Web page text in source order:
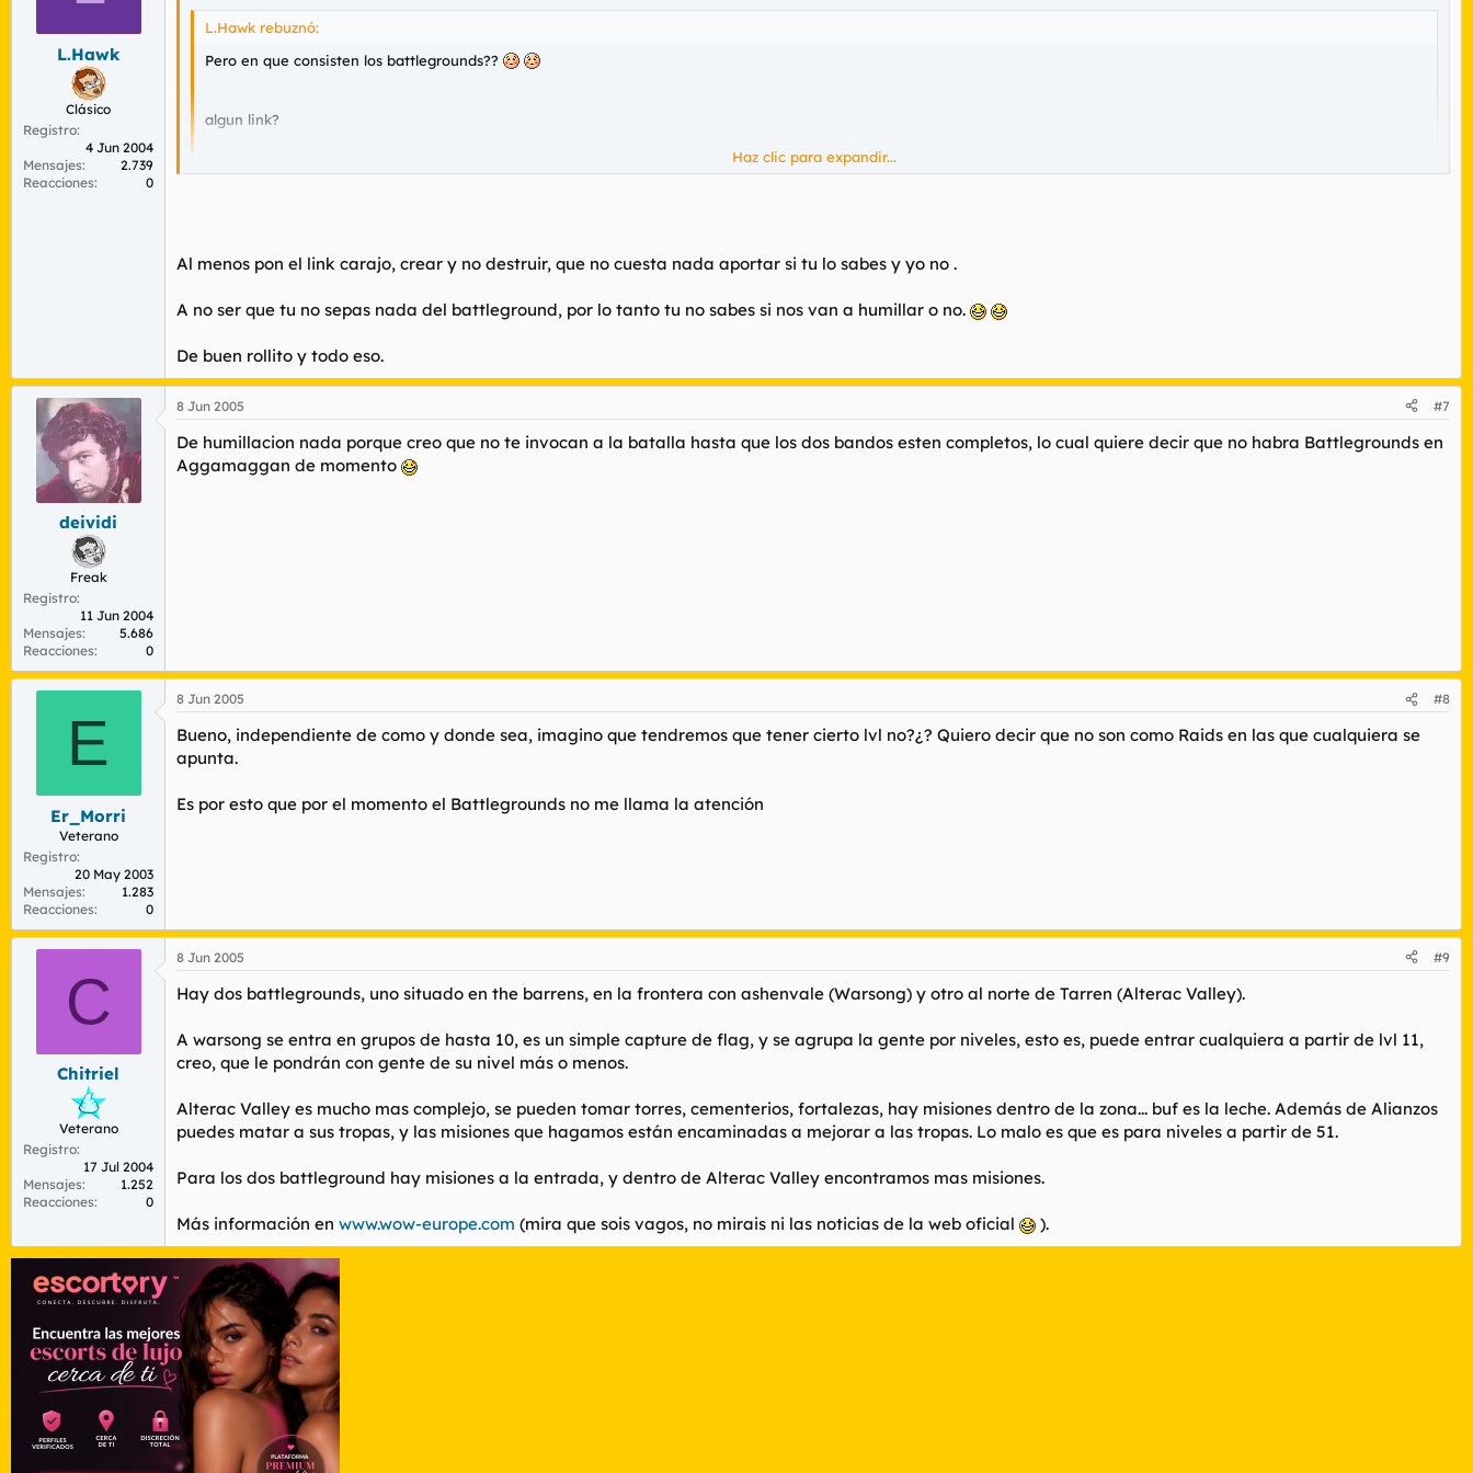
L.Hawk
Clásico
Registro
4 Jun 2004
Mensajes
2.739
Reacciones
0
L.Hawk rebuznó:
Pero en que consisten los battlegrounds??
algun link?
se agradece. Haz clic para expandir...
Haz clic para expandir...
Al menos pon el link carajo, crear y no destruir, que no cuesta nada aportar si tu lo sabes y yo no .
A no ser que tu no sepas nada del battleground, por lo tanto tu no sabes si nos van a humillar o no.
De buen rollito y todo eso.
deividi
Freak
Registro
11 Jun 2004
Mensajes
5.686
Reacciones
0
8 Jun 2005 #7
De humillacion nada porque creo que no te invocan a la batalla hasta que los dos bandos esten completos, lo cual quiere decir que no habra Battlegrounds en
Aggamaggan de momento
E
Er_Morri
Veterano
Registro
20 May 2003
Mensajes
1.283
Reacciones
0
8 Jun 2005 #8
Bueno, independiente de como y donde sea, imagino que tendremos que tener cierto lvl no?¿? Quiero decir que no son como Raids en las que cualquiera se
apunta.
Es por esto que por el momento el Battlegrounds no me llama la atención
C
Chitriel
Veterano
Registro
17 Jul 2004
Mensajes
1.252
Reacciones
0
8 Jun 2005 #9
Hay dos battlegrounds, uno situado en the barrens, en la frontera con ashenvale (Warsong) y otro al norte de Tarren (Alterac Valley).
A warsong se entra en grupos de hasta 10, es un simple capture de flag, y se agrupa la gente por niveles, esto es, puede entrar cualquiera a partir de lvl 11,
creo, que le pondrán con gente de su nivel más o menos.
Alterac Valley es mucho mas complejo, se pueden tomar torres, cementerios, fortalezas, hay misiones dentro de la zona... buf es la leche. Además de Alianzos
puedes matar a sus tropas, y las misiones que hagamos están encaminadas a mejorar a las tropas. Lo malo es que es para niveles a partir de 51.
Para los dos battleground hay misiones a la entrada, y dentro de Alterac Valley encontramos mas misiones.
Más información en www.wow-europe.com (mira que sois vagos, no mirais ni las noticias de la web oficial ).